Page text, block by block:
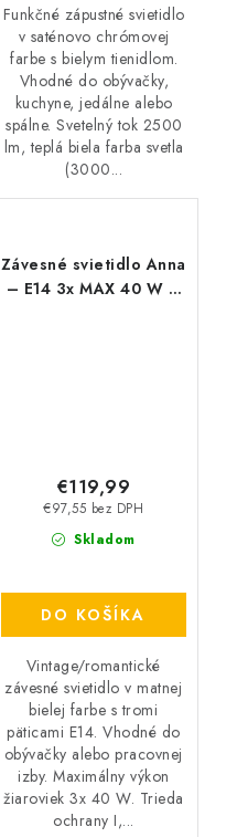
Funkčné zápustné svietidlo
v saténovo chrómovej
farbe s bielym tienidlom.
Vhodné do obývačky,
kuchyne, jedálne alebo
spálne. Svetelný tok 2500
lm, teplá biela farba svetla
(3000...
Závesné svietidlo Anna
– E14 3x MAX 40 W –
Skladom
€97,55 bez DPH
€119,99
DO KOŠÍKA
Vintage/romantické
závesné svietidlo v matnej
bielej farbe s tromi
päticami E14. Vhodné do
obývačky alebo pracovnej
izby. Maximálny výkon
žiaroviek 3x 40 W. Trieda
ochrany I,...